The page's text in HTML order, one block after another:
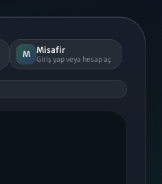
M Misafir
Giriş yap veya hesap aç